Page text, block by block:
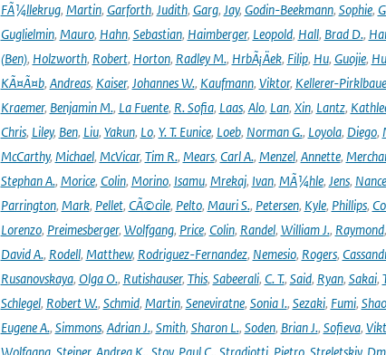
FÃ¼llekrug, Martin, Garforth, Judith, Garg, Jay, Godin-Beekmann, Sophie,
Guglielmin, Mauro, Hahn, Sebastian, Haimberger, Leopold, Hall, Brad D.,
(Ben), Holzworth, Robert, Horton, Radley M., HrbÃ¡Äek, Filip, Hu, Guojie,
KÃ¤Ã¤b, Andreas, Kaiser, Johannes W., Kaufmann, Viktor, Kellerer-
Kraemer, Benjamin M., La Fuente, R. Sofia, Laas, Alo, Lan, Xin, Lantz,
Chris, Liley, Ben, Liu, Yakun, Lo, Y. T. Eunice, Loeb, Norman G., Loyola, Diego,
McCarthy, Michael, McVicar, Tim R., Mears, Carl A., Menzel, Annette,
Stephan A., Morice, Colin, Morino, Isamu, Mrekaj, Ivan, MÃ¼hle, Jens, Nance
Parrington, Mark, Pellet, CÃ©cile, Pelto, Mauri S., Petersen, Kyle, Phillips,
Lorenzo, Preimesberger, Wolfgang, Price, Colin, Randel, William J., Raymond,
David A., Rodell, Matthew, Rodriguez-Fernandez, Nemesio, Rogers,
Rusanovskaya, Olga O., Rutishauser, This, Sabeerali, C. T., Said, Ryan, Sakai,
Schlegel, Robert W., Schmid, Martin, Seneviratne, Sonia I., Sezaki, Fumi, Shao
Eugene A., Simmons, Adrian J., Smith, Sharon L., Soden, Brian J., Sofieva,